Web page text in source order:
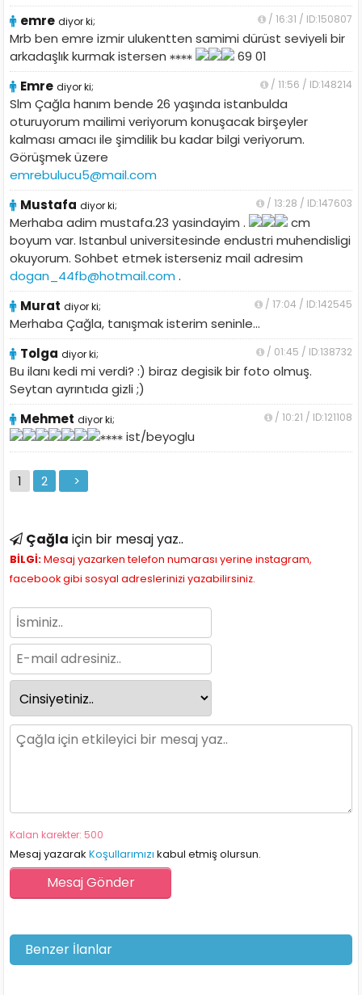
emre diyor ki; / 16:31 / ID:150807
Mrb ben emre izmir ulukentten samimi dürüst seviyeli bir
arkadaşlık kurmak istersen
69 01
Emre diyor ki; / 11:56 / ID:148214
Slm Çağla hanım bende 26 yaşında istanbulda
oturuyorum mailimi veriyorum konuşacak birşeyler
kalması amacı ile şimdilik bu kadar bilgi veriyorum.
Görüşmek üzere
emrebulucu5@mail.com
Mustafa diyor ki; / 13:28 / ID:147603
Merhaba adim mustafa.23 yasindayim .
cm
boyum var. Istanbul universitesinde endustri muhendisligi
okuyorum. Sohbet etmek isterseniz mail adresim
dogan_44fb@hotmail.com .
Murat diyor ki; / 17:04 / ID:142545
Merhaba Çağla, tanışmak isterim seninle...
Tolga diyor ki; / 01:45 / ID:138732
Bu ilanı kedi mi verdi? :) biraz degisik bir foto olmuş.
Seytan ayrıntıda gizli ;)
Mehmet diyor ki; / 10:21 / ID:121108
ist/beyoglu
1 2 >
Çağla için bir mesaj yaz..
BİLGİ:Mesaj yazarken telefon numarası yerine instagram,
facebook gibi sosyal adreslerinizi yazabilirsiniz.
Kalan karekter: 500
Mesaj yazarakKoşullarımızı kabul etmiş olursun.
Benzer İlanlar